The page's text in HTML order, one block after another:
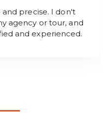
precise. I don't
agency or tour, and
and experienced.